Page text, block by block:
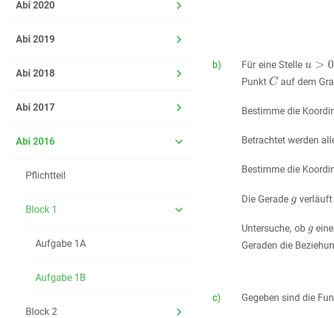
Abi 2020
Abi 2019
Abi 2018
Abi 2017
Abi 2016
Pflichtteil
Block 1
Aufgabe 1A
Aufgabe 1B
Block 2
b) Für eine Stelle
Punkt
auf dem
Bestimme die
Betrachtet werden
Bestimme die
Die Gerade verläuft
Untersuche, ob
Geraden die
c) Gegeben sind die